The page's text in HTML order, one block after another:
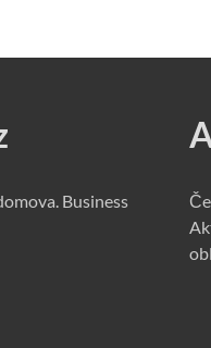
Business